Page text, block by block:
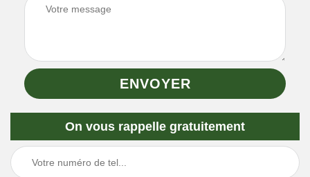
On vous rappelle gratuitement